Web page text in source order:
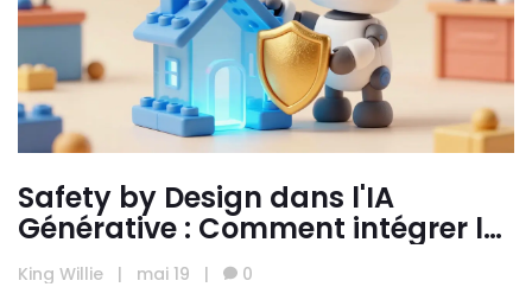
Safety by Design dans l'IA
Générative : Comment intégrer la
sécurité dès l'architecture
King Willie | mai 19 | 0